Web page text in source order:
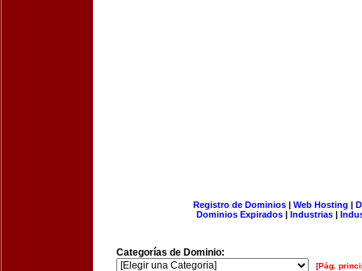
Registro de Dominios| Web Hosting |
Dominios Expirados | Industrias |
Categorías de Dominio:
[Pág.